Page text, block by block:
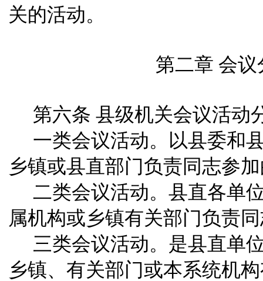
关的活动。
第二章 会
第六条县级机关会议活动
一类会议活动。以县委和
乡镇或县直部门负责同志参
二类会议活动。县直各单
属机构或乡镇有关部门负责
三类会议活动。是县直单
乡镇、有关部门或本系统机